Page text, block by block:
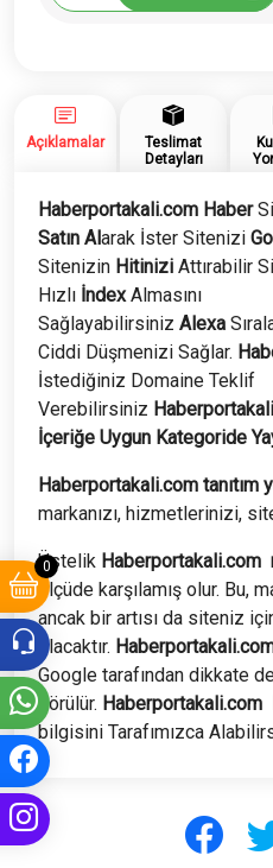
0
Tanıtım
Açıklamalar
Teslimat
Detayları
Haberportakali.com Haber
Satın Alarak İster Sitenizi
Sitenizin Hitinizi Attırabilir
Hızlı İndexAlmasını
Sağlayabilirsiniz Alexa
Ciddi Düşmenizi Sağlar.
İstediğiniz Domaine Teklif
Verebilirsiniz
İçeriğe Uygun Kategoride
Haberportakali.com tanıtım
markanızı, hizmetlerinizi,
Üstelik Haberportakali.com
ölçüde karşılamış olur. Bu,
ancak bir artısı da siteniz
olacaktır.
Google tarafından dikkate
görülür. Haberportakali.com
bilgisini Tarafımızca